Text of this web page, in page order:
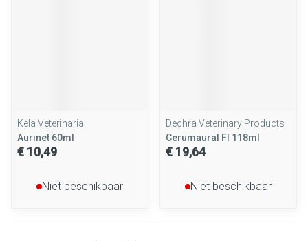
Kela Veterinaria
Aurinet 60ml
€ 10,49
Niet beschikbaar
Dechra Veterinary Products
Cerumaural Fl 118ml
€ 19,64
Niet beschikbaar